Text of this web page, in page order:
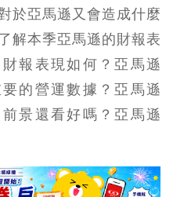
於亞馬遜又會造成什麼
解本季亞馬遜的財報表
報表現如何？亞馬遜
要的營運數據？亞馬遜
前景還看好嗎？亞馬遜